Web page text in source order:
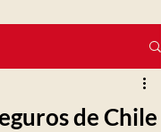
de Chile